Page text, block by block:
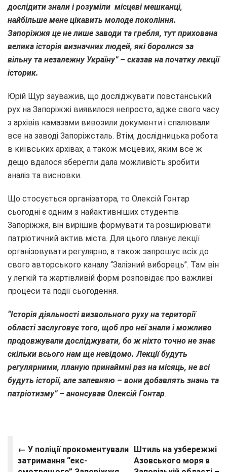
дослідити знали і розуміли місцеві мешканці,
найбільше мене цікавить молоде покоління.
Запоріжжя це не лише заводи та гребля, тут прихована
велика історія визначних людей, які боролися за
вільну та незалежну Україну” – сказав на початку лекції
історик.
Юрій Щур зауважив, що досліджувати повстанський
рух на Запоріжжі виявилося непросто, адже свого часу
з архівів камазами вивозили документи і спалювали
все на заводі Запоріжсталь. Втім, дослідницька робота
в київських архівах, а також місцевих, яким все ж
дещо вдалося зберегли дала можливість зробити
аналіз та висновки.
Що стосується організатора, то Олексій Гонтар
сьогодні є одним з найактивніших студентів
Запоріжжя, він вирішив формувати та розширювати
патріотичний актив міста. Для цього планує лекції
організовувати регулярно, а також запрошує всіх до
свого авторського каналу “Залізний виборець”. Там він
у легкій та жартівливій формі розповідає про важливі
процеси та події сьогодення.
“Історія діяльності визвольного руху на території
області заслуговує того, щоб про неї знали і можливо
продовжували досліджувати, бо ж ніхто точно не знає
скільки всього нам ще невідомо. Лекції будуть
регулярними, планую принаймні раз на місяць, не всі
будуть історії, але запевняю – вони добавлять знань та
патріотизму” – анонсував Олексій Гонтар.
← У поліції прокоментували
затримання “екс-
Штиль на узбережжі
Азовського моря в